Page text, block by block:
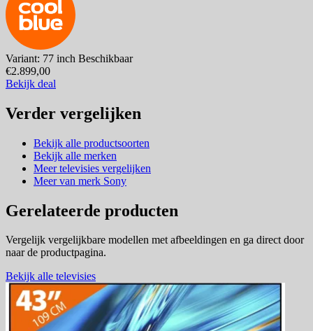
Variant: 77 inch Beschikbaar
€2.899,00
Bekijk deal
Verder vergelijken
Bekijk alle productsoorten
Bekijk alle merken
Meer televisies vergelijken
Meer van merk Sony
Gerelateerde producten
Vergelijk vergelijkbare modellen met afbeeldingen en ga direct door
naar de productpagina.
Bekijk alle televisies